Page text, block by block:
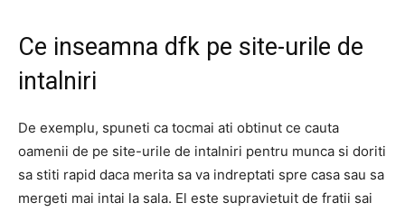
Ce inseamna dfk pe site-urile de
intalniri
De exemplu, spuneti ca tocmai ati obtinut ce cauta
oamenii de pe site-urile de intalniri pentru munca si doriti
sa stiti rapid daca merita sa va indreptati spre casa sau sa
mergeti mai intai la sala. El este supravietuit de fratii sai